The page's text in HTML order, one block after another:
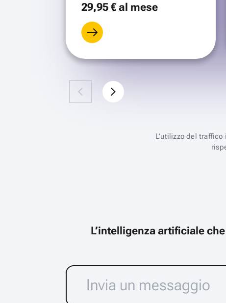
29,95 €al mese
L’utilizzo del
L’intelligenza artificiale